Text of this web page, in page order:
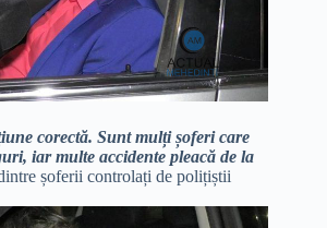
corectă. Sunt mulți șoferi care
iar multe accidente pleacă de la
șoferii controlați de polițiștii